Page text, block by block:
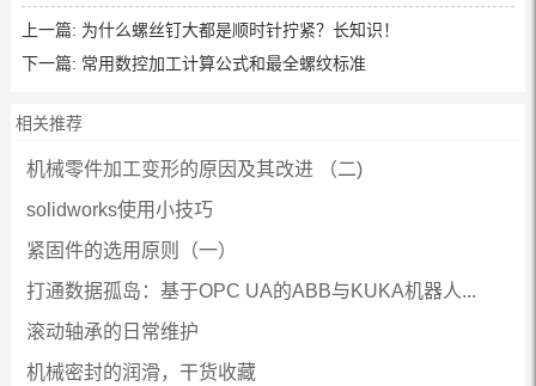
上一篇: 为什么螺丝钉大都是顺时针拧紧？长知识！
下一篇: 常用数控加工计算公式和最全螺纹标准
相关推荐
机械零件加工变形的原因及其改进 （二)
solidworks使用小技巧
紧固件的选用原则（一）
打通数据孤岛：基于OPC UA的ABB与KUKA机器人...
滚动轴承的日常维护
机械密封的润滑，干货收藏